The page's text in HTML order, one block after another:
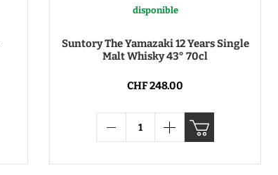
disponible
Suntory The Yamazaki 12 Years Single
Malt Whisky 43° 70cl
CHF 248.00